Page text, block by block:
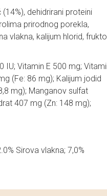
dehidrirani proteini
prirodnog porekla,
vlakna, kalijum hlorid,
IU; Vitamin E 500 mg;
(Fe: 86 mg); Kalijum jodid
mg); Manganov sulfat
407 mg (Zn: 148 mg);
Sirova vlakna; 7,0%